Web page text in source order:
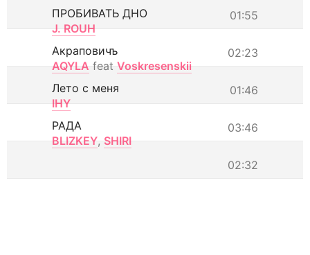
01:55
ПРОБИВАТЬ ДНО
J. ROUH
02:23
Акраповичъ
AQYLA feat Voskresenskii
01:46
Лето с меня
IHY
03:46
РАДА
BLIZKEY, SHIRI
02:32